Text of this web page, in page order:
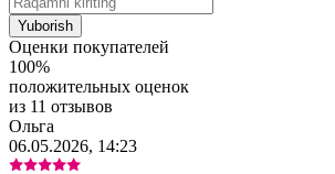
Оценки покупателей
100%
положительных оценок
из 11 отзывов
Ольга
06.05.2026, 14:23